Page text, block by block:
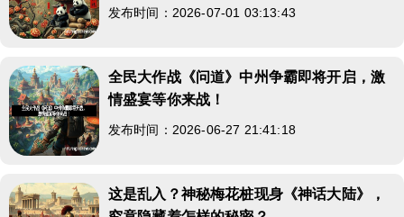
发布时间：2026-07-01 03:13:43
全民大作战《问道》中州争霸即将开启，激
情盛宴等你来战！
发布时间：2026-06-27 21:41:18
这是乱入？神秘梅花桩现身《神话大陆》，